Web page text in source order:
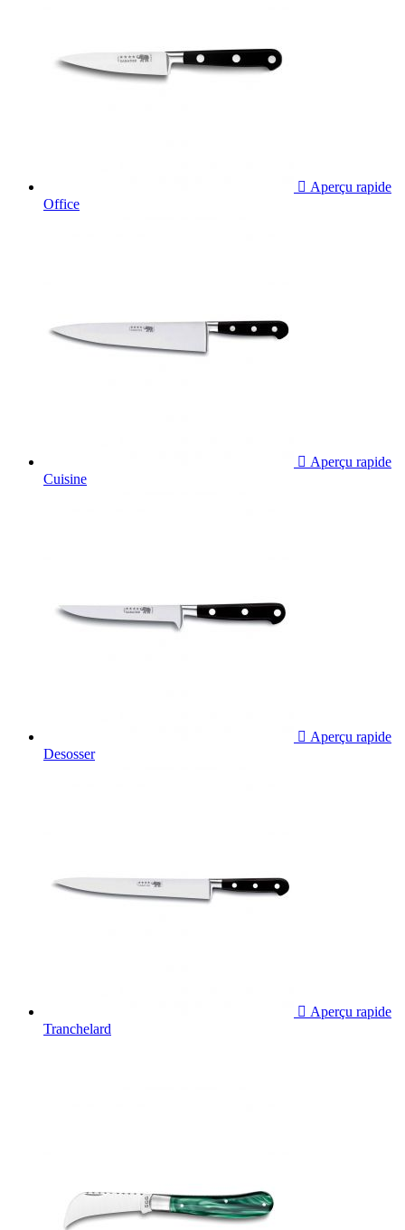
 Aperçu rapide
Office
 Aperçu rapide
Cuisine
 Aperçu rapide
Desosser
 Aperçu rapide
Tranchelard